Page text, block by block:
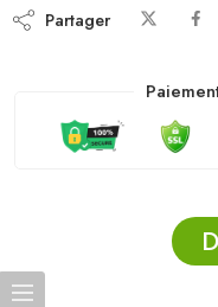
Partager